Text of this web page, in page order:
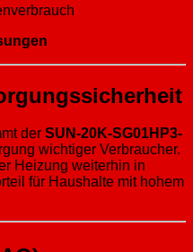
der SUN-20K-SG01HP3-
wichtiger Verbraucher.
Heizung weiterhin in
für Haushalte mit hohem